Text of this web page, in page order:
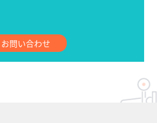
お問い合わせ